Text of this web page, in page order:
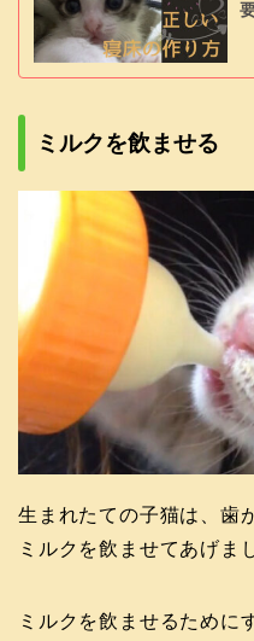
ミルクを飲ませる
生まれたての子猫は、歯
ミルクを飲ませてあげま
ミルクを飲ませるために